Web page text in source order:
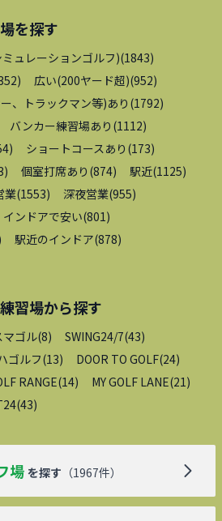
を探す
ュレーションゴルフ)(1843)
) 広い(200ヤード超)(952)
、トラックマン等)あり (1792)
バンカー練習場あり (1112)
) ショートコースあり (173)
) 個室打席あり (874) 駅近(1125)
業(1553) 深夜営業(955)
インドアで安い(801)
駅近のインドア(878)
習場から探す
マゴル(8) SWING24/7(43)
ゴルフ(13) DOOR TO GOLF(24)
RANGE(14) MY GOLF LANE(21)
(43)
場 を探す （1967件）